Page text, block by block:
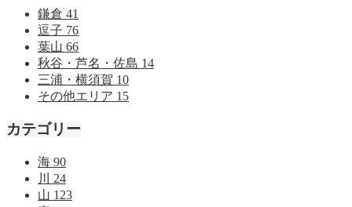
鎌倉 41
逗子 76
葉山 66
秋谷・芦名・佐島 14
三浦・横須賀 10
その他エリア 15
カテゴリー
海 90
川 24
山 123